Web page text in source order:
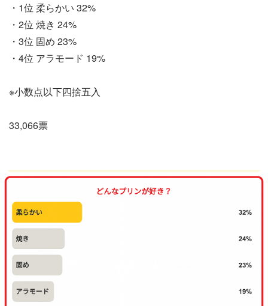
・1位 柔らかい 32%
・2位 焼き 24%
・3位 固め 23%
・4位 アラモード 19%
※小数点以下四捨五入
33,066票